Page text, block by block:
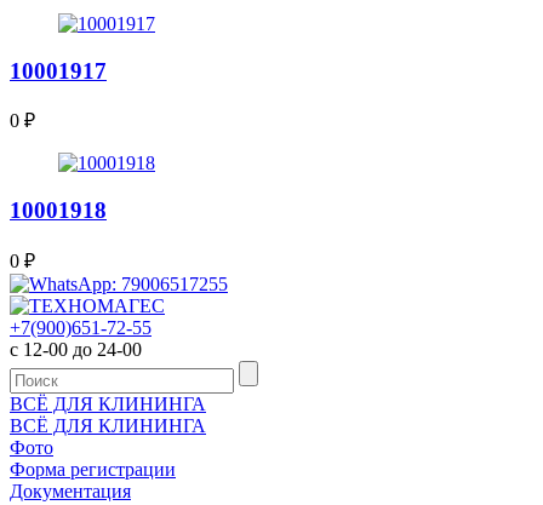
10001917
0 ₽
10001918
0 ₽
+7(900)651-72-55
с 12-00 до 24-00
ВСЁ ДЛЯ КЛИНИНГА
ВСЁ ДЛЯ КЛИНИНГА
Фото
Форма регистрации
Документация